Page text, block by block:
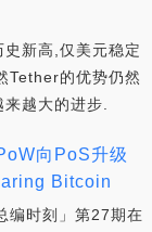
新高,仅美元稳定
Tether的优势仍然
越大的进步.
向PoS升级
Bitcoin
编时刻」第27期在